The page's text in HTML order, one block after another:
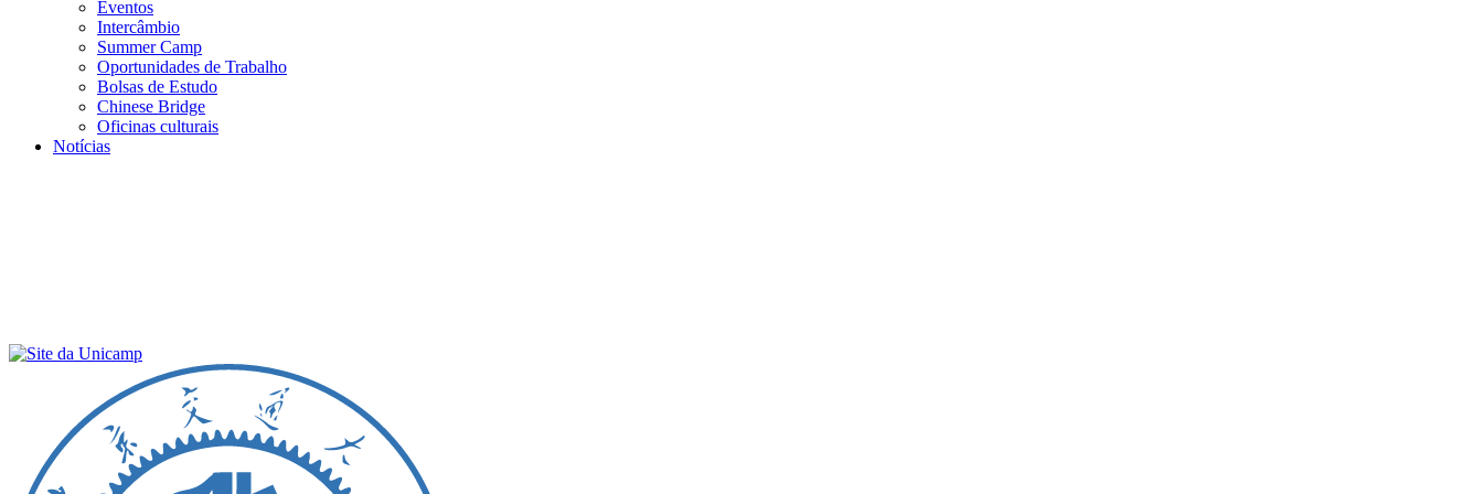
Eventos
Intercâmbio
Summer Camp
Oportunidades de Trabalho
Bolsas de Estudo
Chinese Bridge
Oficinas culturais
Notícias